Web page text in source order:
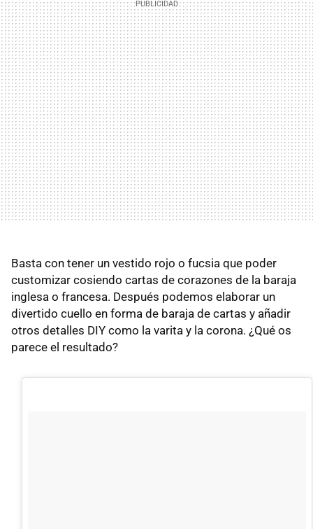
Basta con tener un vestido rojo o fucsia que poder
customizar cosiendo cartas de corazones de la baraja
inglesa o francesa. Después podemos elaborar un
divertido cuello en forma de baraja de cartas y añadir
otros detalles DIY como la varita y la corona. ¿Qué os
parece el resultado?